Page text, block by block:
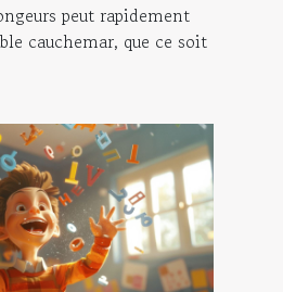
peut rapidement
cauchemar, que ce soit